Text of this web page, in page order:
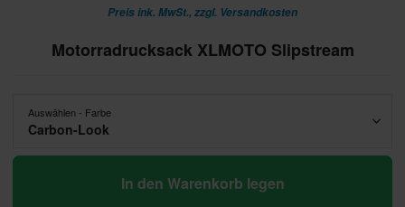
Preis ink. MwSt., zzgl. Versandkosten
Motorradrucksack XLMOTO Slipstream
Auswählen - Farbe
Carbon-Look
In den Warenkorb legen